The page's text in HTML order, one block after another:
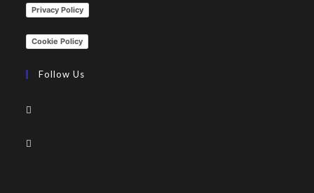
Privacy Policy
Cookie Policy
Follow Us